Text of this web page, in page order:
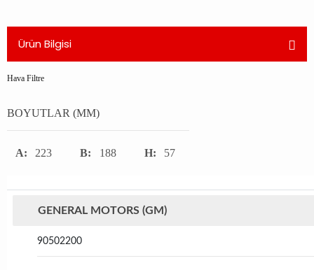
Ürün Bilgisi
Hava Filtre
BOYUTLAR (MM)
A: 223 B: 188 H: 57
GENERAL MOTORS (GM)
90502200